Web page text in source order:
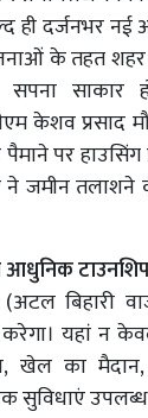
ही दर्जनभर
के तहत शहर
साकार
केशव प्रसाद
पर हाउसिंग
जमीन तलाशने
आधुनिक
(अटल बिहारी
यहां न
खेल का मैदान,
सुविधाएं उपलब्ध